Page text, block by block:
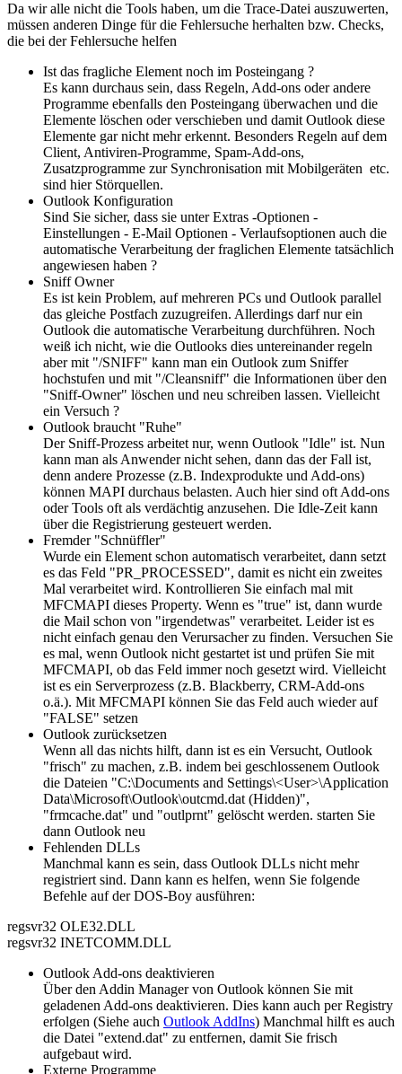
Da wir alle nicht die Tools haben, um die Trace-Datei auszuwerten,
müssen anderen Dinge für die Fehlersuche herhalten bzw. Checks,
die bei der Fehlersuche helfen
Ist das fragliche Element noch im Posteingang ?
Es kann durchaus sein, dass Regeln, Add-ons oder andere
Programme ebenfalls den Posteingang überwachen und die
Elemente löschen oder verschieben und damit Outlook diese
Elemente gar nicht mehr erkennt. Besonders Regeln auf dem
Client, Antiviren-Programme, Spam-Add-ons,
Zusatzprogramme zur Synchronisation mit Mobilgeräten etc.
sind hier Störquellen.
Outlook Konfiguration
Sind Sie sicher, dass sie unter Extras -Optionen -
Einstellungen - E-Mail Optionen - Verlaufsoptionen auch die
automatische Verarbeitung der fraglichen Elemente tatsächlich
angewiesen haben ?
Sniff Owner
Es ist kein Problem, auf mehreren PCs und Outlook parallel
das gleiche Postfach zuzugreifen. Allerdings darf nur ein
Outlook die automatische Verarbeitung durchführen. Noch
weiß ich nicht, wie die Outlooks dies untereinander regeln
aber mit "/SNIFF" kann man ein Outlook zum Sniffer
hochstufen und mit "/Cleansniff" die Informationen über den
"Sniff-Owner" löschen und neu schreiben lassen. Vielleicht
ein Versuch ?
Outlook braucht "Ruhe"
Der Sniff-Prozess arbeitet nur, wenn Outlook "Idle" ist. Nun
kann man als Anwender nicht sehen, dann das der Fall ist,
denn andere Prozesse (z.B. Indexprodukte und Add-ons)
können MAPI durchaus belasten. Auch hier sind oft Add-ons
oder Tools oft als verdächtig anzusehen. Die Idle-Zeit kann
über die Registrierung gesteuert werden.
Fremder "Schnüffler"
Wurde ein Element schon automatisch verarbeitet, dann setzt
es das Feld "PR_PROCESSED", damit es nicht ein zweites
Mal verarbeitet wird. Kontrollieren Sie einfach mal mit
MFCMAPI dieses Property. Wenn es "true" ist, dann wurde
die Mail schon von "irgendetwas" verarbeitet. Leider ist es
nicht einfach genau den Verursacher zu finden. Versuchen Sie
es mal, wenn Outlook nicht gestartet ist und prüfen Sie mit
MFCMAPI, ob das Feld immer noch gesetzt wird. Vielleicht
ist es ein Serverprozess (z.B. Blackberry, CRM-Add-ons
o.ä.). Mit MFCMAPI können Sie das Feld auch wieder auf
"FALSE" setzen
Outlook zurücksetzen
Wenn all das nichts hilft, dann ist es ein Versucht, Outlook
"frisch" zu machen, z.B. indem bei geschlossenem Outlook
die Dateien "C:\Documents and Settings\<User>\Application
Data\Microsoft\Outlook\outcmd.dat (Hidden)",
"frmcache.dat" und "outlprnt" gelöscht werden. starten Sie
dann Outlook neu
Fehlenden DLLs
Manchmal kann es sein, dass Outlook DLLs nicht mehr
registriert sind. Dann kann es helfen, wenn Sie folgende
Befehle auf der DOS-Boy ausführen:
regsvr32 OLE32.DLL
regsvr32 INETCOMM.DLL
Outlook Add-ons deaktivieren
Über den Addin Manager von Outlook können Sie mit
geladenen Add-ons deaktivieren. Dies kann auch per Registry
erfolgen (Siehe auch Outlook AddIns) Manchmal hilft es auch
die Datei "extend.dat" zu entfernen, damit Sie frisch
aufgebaut wird.
Externe Programme